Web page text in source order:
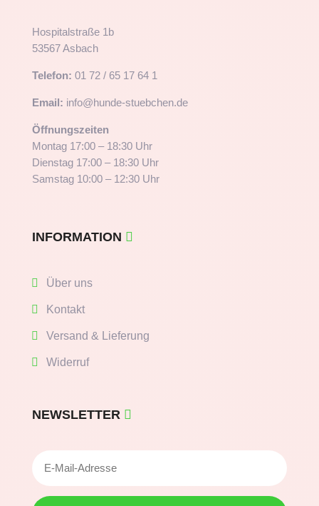
Hospitalstraße 1b
53567 Asbach
Telefon: 01 72 / 65 17 64 1
Email: info@hunde-stuebchen.de
Öffnungszeiten
Montag 17:00 – 18:30 Uhr
Dienstag 17:00 – 18:30 Uhr
Samstag 10:00 – 12:30 Uhr
INFORMATION
Über uns
Kontakt
Versand & Lieferung
Widerruf
NEWSLETTER